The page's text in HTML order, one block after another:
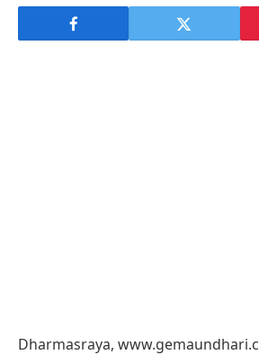
Dharmasraya,